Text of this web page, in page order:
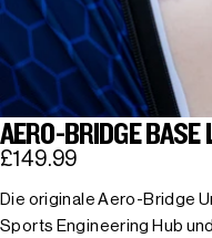
AERO-BRIDGE
£149.99
Die originale Aero-Bridge
Sports Engineering Hub